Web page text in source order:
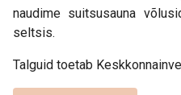
naudime suitsusauna
seltsis.
Talguid toetab